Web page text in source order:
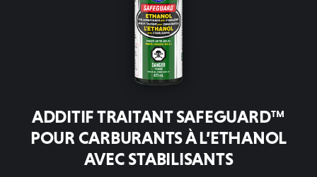
ADDITIF TRAITANT SAFEGUARD™
POUR CARBURANTS À L’ETHANOL
AVEC STABILISANTS